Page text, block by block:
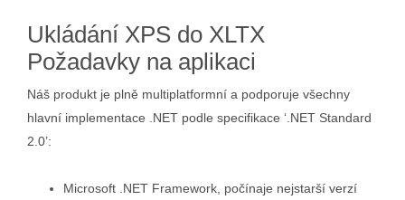
Ukládání XPS do XLTX
Požadavky na aplikaci
Náš produkt je plně multiplatformní a podporuje všechny
hlavní implementace .NET podle specifikace ‘.NET Standard
2.0’:
Microsoft .NET Framework, počínaje nejstarší verzí